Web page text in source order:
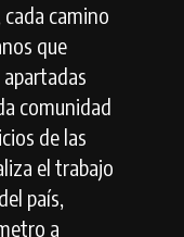
camino
que
comunidad
de las
el trabajo
país,
a